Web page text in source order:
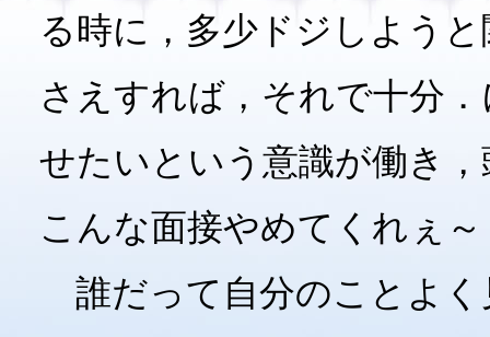
る時に，多少ドジしよう
さえすれば，それで十分
せたいという意識が働き
こんな面接やめてくれぇ～
誰だって自分のことよく